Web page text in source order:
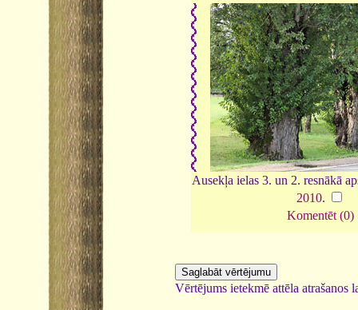
Ausekļa ielas 3. un 2. resnākā
2010.
Komentēt (0)
Vērtējums ietekmē attēla atrašanos